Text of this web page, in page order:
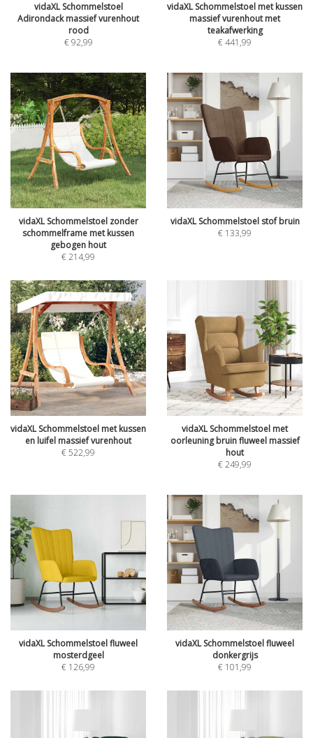
vidaXL Schommelstoel
Adirondack massief vurenhout
rood
€92,99
vidaXL Schommelstoel met kussen
massief vurenhout met
teakafwerking
€441,99
vidaXL Schommelstoel zonder
schommelframe met kussen
gebogen hout
€214,99
vidaXL Schommelstoel stof bruin
€ 133,99
vidaXL Schommelstoel met kussen
en luifel massief vurenhout
€522,99
vidaXL Schommelstoel met
oorleuning bruin fluweel massief
hout
€249,99
vidaXL Schommelstoel fluweel
mosterdgeel
€ 126,99
vidaXL Schommelstoel fluweel
donkergrijs
€ 101,99